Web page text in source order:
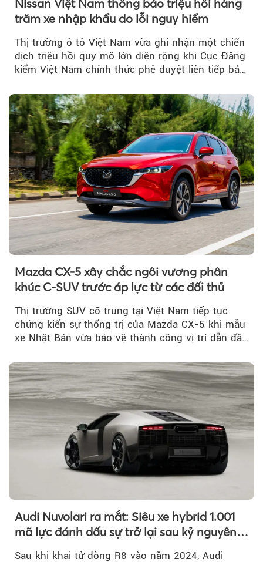
Nissan Việt Nam thông báo triệu hồi hàng
trăm xe nhập khẩu do lỗi nguy hiểm
Thị trường ô tô Việt Nam vừa ghi nhận một chiến
dịch triệu hồi quy mô lớn diện rộng khi Cục Đăng
kiểm Việt Nam chính thức phê duyệt liên tiếp bảy
Mazda CX-5 xây chắc ngôi vương phân
khúc C-SUV trước áp lực từ các đối thủ
Thị trường SUV cỡ trung tại Việt Nam tiếp tục
chứng kiến sự thống trị của Mazda CX-5 khi mẫu
xe Nhật Bản vừa bảo vệ thành công vị trí dẫn đầu
Audi Nuvolari ra mắt: Siêu xe hybrid 1.001
mã lực đánh dấu sự trở lại sau kỷ nguyên
Sau khi khai tử dòng R8 vào năm 2024, Audi